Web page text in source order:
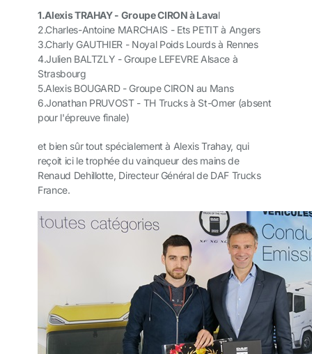
1.Alexis TRAHAY - Groupe CIRON à Laval
2.Charles-Antoine MARCHAIS - Ets PETIT à Angers
3.Charly GAUTHIER - Noyal Poids Lourds à Rennes
4.Julien BALTZLY - Groupe LEFEVRE Alsace à
Strasbourg
5.Alexis BOUGARD - Groupe CIRON au Mans
6.Jonathan PRUVOST - TH Trucks à St-Omer (absent
pour l'épreuve finale)
et bien sûr tout spécialement à Alexis Trahay, qui
reçoit ici le trophée du vainqueur des mains de
Renaud Dehillotte, Directeur Général de DAF Trucks
France.